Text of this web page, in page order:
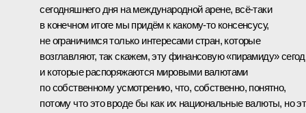
сегодняшнего дня на международной арене, всё-таки
в конечном итоге мы придём к какому-то консенсусу,
не ограничимся только интересами стран, которые
возглавляют, так скажем, эту финансовую «пирамиду»
и которые распоряжаются мировыми валютами
по собственному усмотрению, что, собственно, понятно,
потому что это вроде бы как их национальные валюты, но